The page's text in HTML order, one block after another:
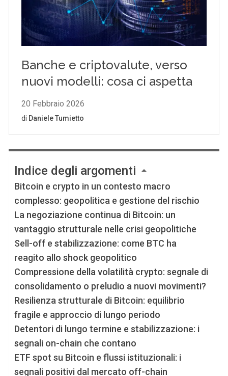
Indice degli argomenti
Bitcoin e crypto in un contesto macro
complesso: geopolitica e gestione del rischio
La negoziazione continua di Bitcoin: un
vantaggio strutturale nelle crisi geopolitiche
Sell-off e stabilizzazione: come BTC ha
reagito allo shock geopolitico
Compressione della volatilità crypto: segnale di
consolidamento o preludio a nuovi movimenti?
Resilienza strutturale di Bitcoin: equilibrio
fragile e approccio di lungo periodo
Detentori di lungo termine e stabilizzazione: i
segnali on-chain che contano
ETF spot su Bitcoin e flussi istituzionali: i
segnali positivi dal mercato off-chain